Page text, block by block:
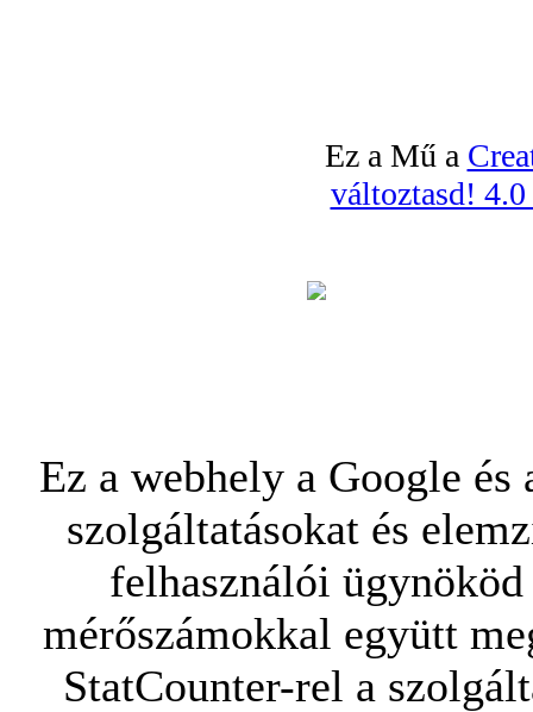
Ez a Mű a
változtasd!
Ez a webhely a Google
szolgáltatásokat és
felhasználói
mérőszámokkal együtt
StatCounter-rel a